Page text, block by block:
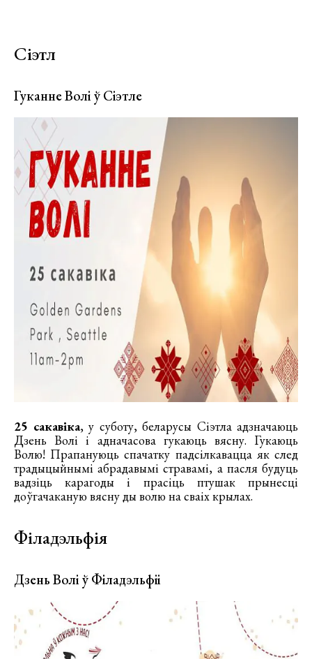
Сіэтл
Гуканне Волі ў Сіэтле
25 сакавіка, у суботу, беларусы Сіэтла адзначаюць
Дзень Волі і адначасова гукаюць вясну. Гукаюць
Волю! Прапануюць спачатку падсілкавацца як след
традыцыйнымі абрадавымі стравамі, а пасля будуць
вадзіць карагоды і прасіць птушак прынесці
дoўгачаканую вясну ды волю на сваіх крылах.
Філадэльфія
Дзень Волі ў Філадэльфіі